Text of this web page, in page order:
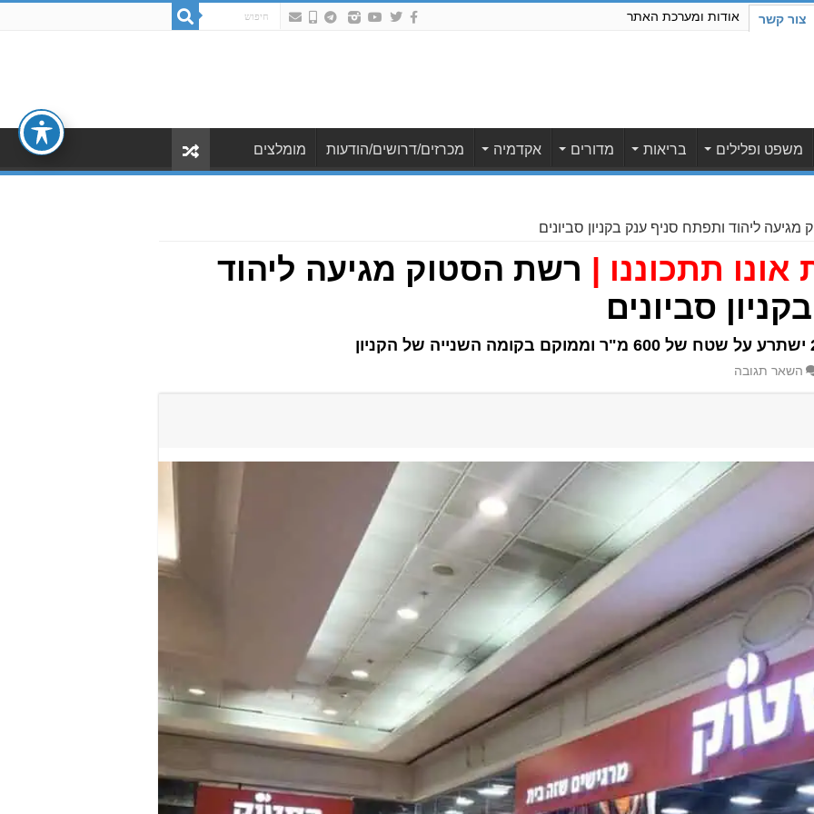
צור קשר אודות ומערכת האתר
משפט ופלילים בריאות מדורים אקדמיה מכרזים/דרושים/הודעות מומלצים
ליהוד ותפתח סניף ענק בקניון סביונים
תתכוננו | רשת הסטוק מגיעה ליהוד
סביונים
השאר תגובה